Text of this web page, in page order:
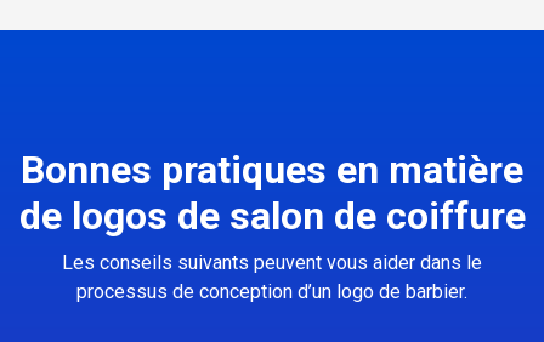
Bonnes pratiques en matière
de logos de salon de coiffure
Les conseils suivants peuvent vous aider dans le
processus de conception d’un logo de barbier.